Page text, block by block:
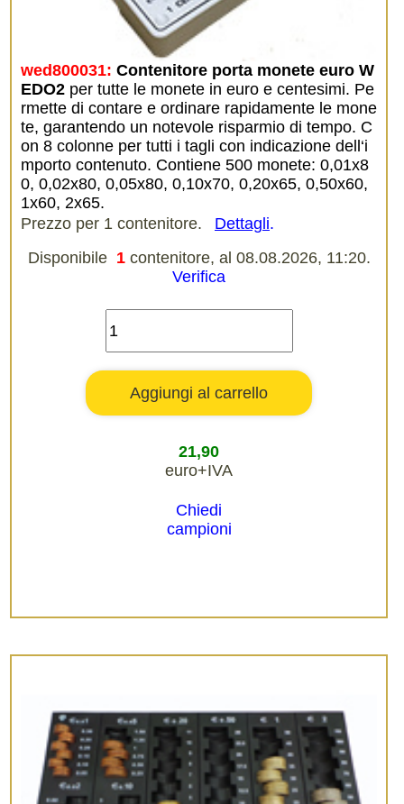
wed800031: Contenitore porta monete euro W
EDO2 per tutte le monete in euro e centesimi. Pe
rmette di contare e ordinare rapidamente le mone
te, garantendo un notevole risparmio di tempo. C
on 8 colonne per tutti i tagli con indicazione dell‘i
mporto contenuto. Contiene 500 monete: 0,01x8
0, 0,02x80, 0,05x80, 0,10x70, 0,20x65, 0,50x60,
1x60, 2x65.
Prezzo per 1 contenitore.
Dettagli.
Disponibile 1 contenitore, al 08.08.2026, 11:20.
Verifica
21,90
euro+IVA
Chiedi
campioni